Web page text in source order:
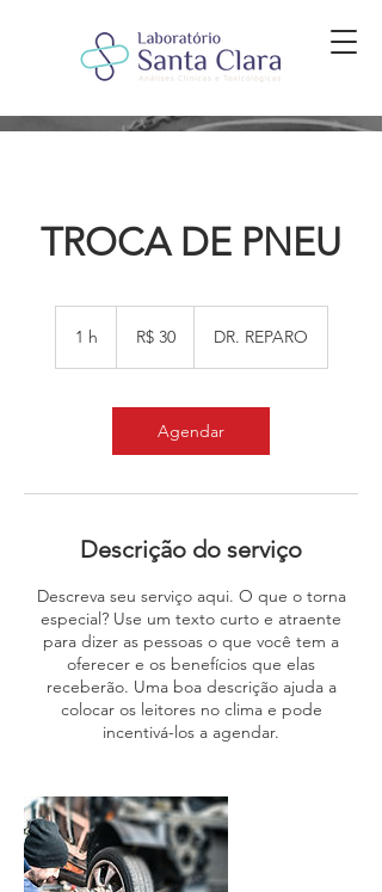
TROCA DE PNEU
1 h
brasileiros
R$ 30 DR. REPARO
Agendar
Descrição do serviço
Descreva seu serviço aqui. O que o torna
especial? Use um texto curto e atraente
para dizer as pessoas o que você tem a
oferecer e os benefícios que elas
receberão. Uma boa descrição ajuda a
colocar os leitores no clima e pode
incentivá-los a agendar.